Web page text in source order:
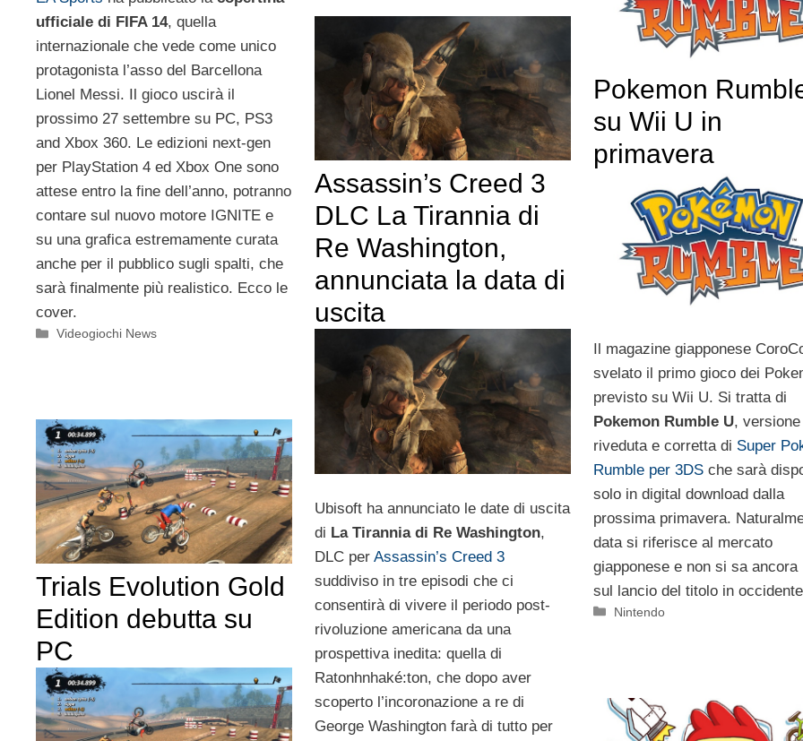
ufficiale di FIFA 14, quella
internazionale che vede come unico
protagonista l’asso del Barcellona
Lionel Messi. Il gioco uscirà il
prossimo 27 settembre su PC, PS3
and Xbox 360. Le edizioni next-gen
per PlayStation 4 ed Xbox One sono
attese entro la fine dell’anno, potranno
contare sul nuovo motore IGNITE e
su una grafica estremamente curata
anche per il pubblico sugli spalti, che
sarà finalmente più realistico. Ecco le
cover.
Categorie
Videogiochi News
Pokemon
su Wii U in
primavera
Il magazine giapponese
svelato il primo gioco dei
previsto su Wii U. Si tratta di
Pokemon Rumble U, versione
riveduta e corretta di Super
Rumble per 3DSche sarà
solo in digital download dalla
prossima primavera.
data si riferisce al mercato
giapponese e non si sa ancora
sul lancio del titolo in
Categorie
Nintendo
Assassin’s Creed 3
DLC La Tirannia di
Re Washington,
annunciata la data di
uscita
Ubisoft ha annunciato le date di uscita
di La Tirannia di Re Washington,
DLC per Assassin’s Creed 3
suddiviso in tre episodi che ci
consentirà di vivere il periodo post-
rivoluzione americana da una
prospettiva inedita: quella di
Ratonhnhaké:ton, che dopo aver
scoperto l’incoronazione a re di
George Washington farà di tutto per
Trials Evolution Gold
Edition debutta su
PC